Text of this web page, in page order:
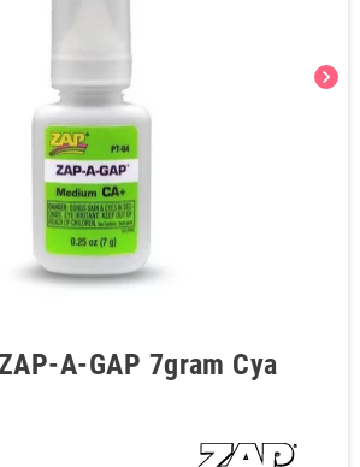
chevron_right
A-GAP 7gram Cya